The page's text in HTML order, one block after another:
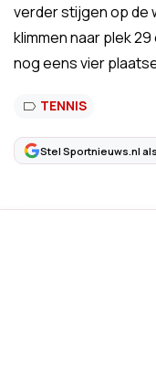
verder stijgen op de
klimmen naar plek
nog eens vier
TENNIS
Stel Sportnieuws.nl